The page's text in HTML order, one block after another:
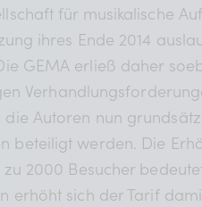
für musikalische
ihres Ende 2014
GEMA erließ daher
Autoren nun
beteiligt werden. Die
2000 Besucher
sich der Tarif